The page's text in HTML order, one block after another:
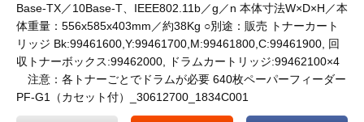
Base-TX／10Base-T、IEEE802.11b／g／n 本体寸法W×D×H／本
体重量：556x585x403mm／約38Kg ○別途：販売 トナーカート
リッジ Bk:99461600,Y:99461700,M:99461800,C:99461900, 回
収トナーボックス:99462000, ドラムカートリッジ:99462100×4
注意：各トナーごとでドラムが必要 640枚ペーパーフィーダー
PF-G1（カセット付）_30612700_1834C001